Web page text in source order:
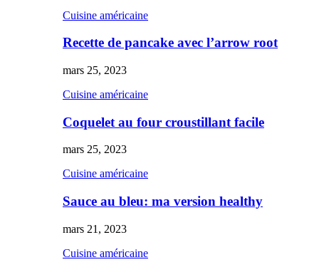
Cuisine américaine
Recette de pancake avec l’arrow root
mars 25, 2023
Cuisine américaine
Coquelet au four croustillant facile
mars 25, 2023
Cuisine américaine
Sauce au bleu: ma version healthy
mars 21, 2023
Cuisine américaine